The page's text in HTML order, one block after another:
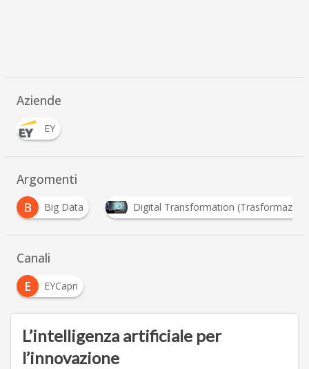
Aziende
EY
Argomenti
Data Digital Transformation (Trasformazione Digitale)
Canali
E
EYCapri
L’intelligenza artificiale per
l’innovazione